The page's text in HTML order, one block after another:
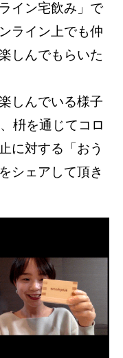
イン宅飲み」で
ライン上でも仲
しんでもらいた
しんでいる様子
枡を通じてコロ
に対する「おう
シェアして頂き